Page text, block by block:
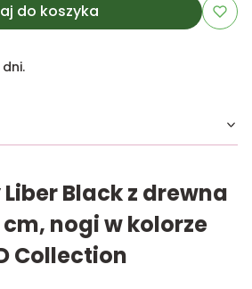
do koszyka
dni.
Black z drewna
nogi w kolorze
Collection